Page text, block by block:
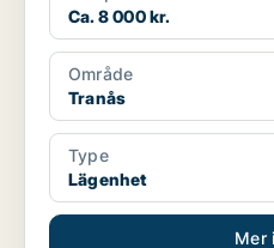
Ca. 8 000 kr.
Område
Tranås
Type
Lägenhet
Mer